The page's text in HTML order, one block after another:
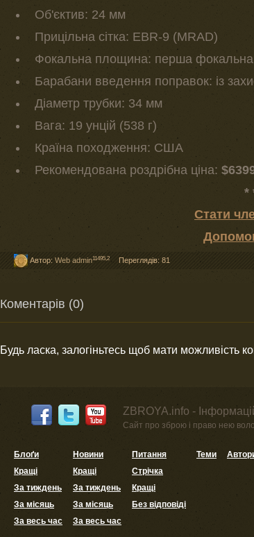
Об'єктив: 24 мм
Прицільна сітка: EBR-9 (MRAD)
Фокальна площина: перша
Барабани введення поправок: із
Діаметр трубки: 34 мм
Вага: 19 унцій (538 г)
Країна походження: США
Рекомендована роздрібна ціна:
*
Стати
Автор: Web admin11495,2 Переглядів: 81
Коментарів (0)
Будь ласка, залогіньтесь щоб мати можливість
ZBROYA.info -
Сайт про зброю і право нею
Блоґи
Кращі
За тиждень
За місяць
За весь час
Новини
Кращі
За тиждень
За місяць
За весь час
Питання
Стрічка
Кращі
Без відповіді
Теми